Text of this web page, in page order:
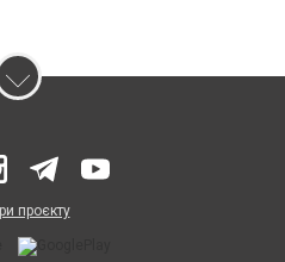
проєкту